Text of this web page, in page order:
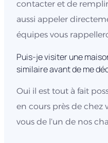
contacter et de
aussi appeler
équipes vous
Puis-je visiter une
similaire avant de me
Oui il est tout à fait
en cours près de chez
vous de l’un de nos